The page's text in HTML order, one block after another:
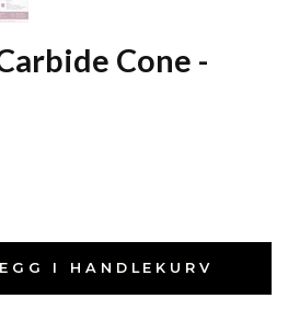
Cone -
I HANDLEKURV